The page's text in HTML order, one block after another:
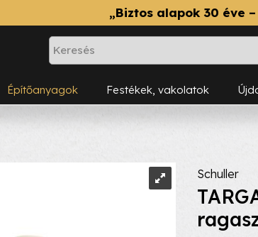
„Biztos alapok 30 éve
Építőanyagok Festékek, vakolatok
Schuller